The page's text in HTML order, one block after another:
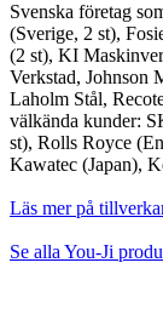
Svenska företag
(Sverige, 2 st),
(2 st), KI
Verkstad, Johnson
Laholm Stål,
välkända kunder:
st), Rolls Royce
Kawatec (Japan),
Läs mer på
Se alla You-Ji